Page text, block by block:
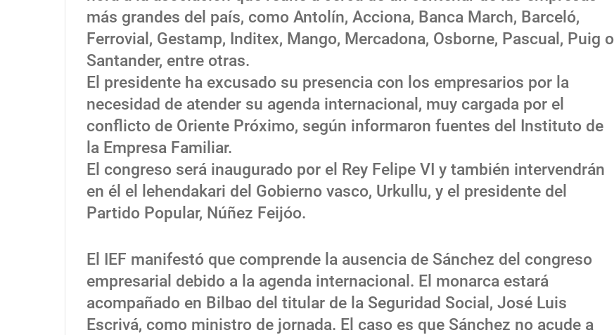
más grandes del país, como Antolín, Acciona, Banca March, Barceló,
Ferrovial, Gestamp, Inditex, Mango, Mercadona, Osborne, Pascual, Puig o
Santander, entre otras.
El presidente ha excusado su presencia con los empresarios por la
necesidad de atender su agenda internacional, muy cargada por el
conflicto de Oriente Próximo, según informaron fuentes del Instituto de
la Empresa Familiar.
El congreso será inaugurado por el Rey Felipe VI y también intervendrán
en él el lehendakari del Gobierno vasco, Urkullu, y el presidente del
Partido Popular, Núñez Feijóo.
El IEF manifestó que comprende la ausencia de Sánchez del congreso
empresarial debido a la agenda internacional. El monarca estará
acompañado en Bilbao del titular de la Seguridad Social, José Luis
Escrivá, como ministro de jornada. El caso es que Sánchez no acude a